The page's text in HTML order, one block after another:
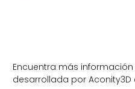
Encuentra más
desarrollada por Aconity3D